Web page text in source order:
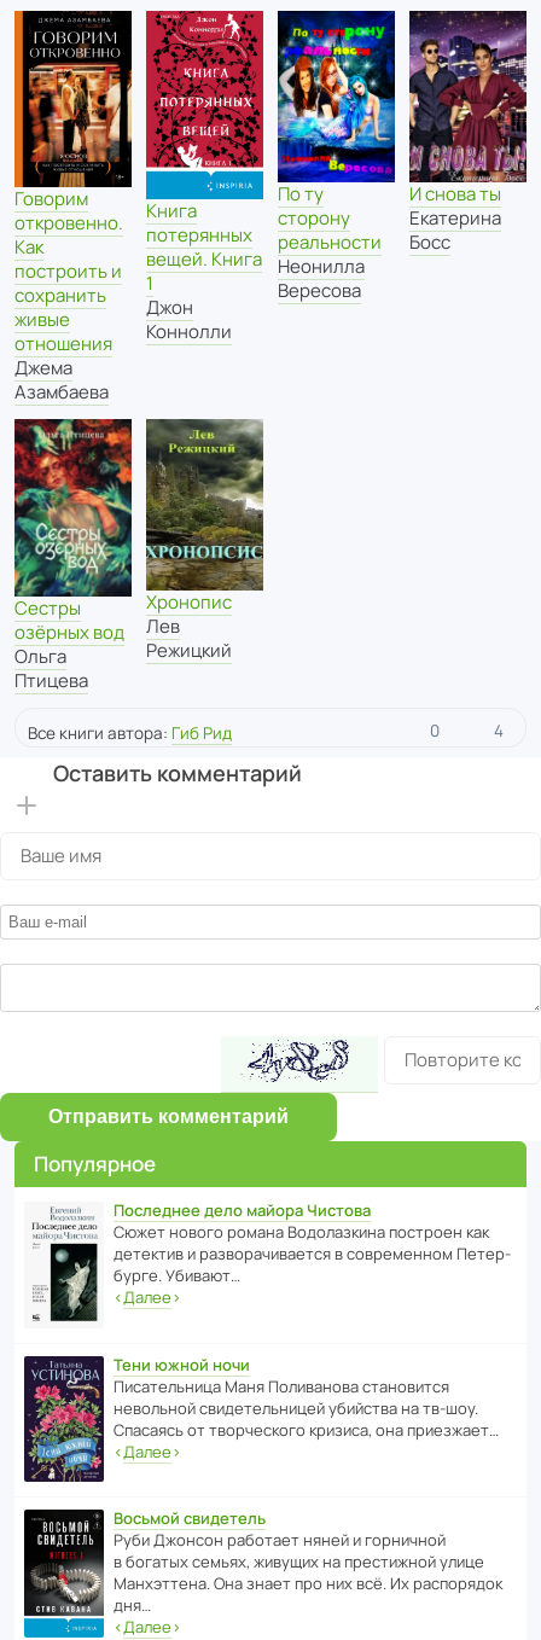
Говорим
откровенно.
Как
построить и
сохранить
живые
отношения
Джема
Азамбаева
Книга
потерянных
вещей. Книга
1
Джон
Коннолли
По ту
сторону
реальности
Неонилла
Вересова
И снова ты
Екатерина
Босс
Сестры
озёрных вод
Ольга
Птицева
Хронопис
Лев
Режицкий
Все книги автора: Гиб Рид 0 4
Оставить комментарий
Отправить комментарий
Популярное
Последнее дело майора Чистова
Сюжет нового романа Водо­ла­з­кина пост­роен как
дете­ктив и разво­ра­чи­ва­ется в совре­менном Пете­р­
бурге. Убивают…
‹Далее›
Тени южной ночи
Писа­тель­ница Маня Поли­ва­нова стано­вится
невольной свиде­тель­ницей убийства на тв-шоу.
Спасаясь от твор­че­с­кого кризиса, она приезжает…
‹Далее›
Восьмой свидетель
Руби Джонсон рабо­тает няней и горни­чной
в богатых семьях, живущих на прес­ти­жной улице
Манх­эт­тена. Она знает про них всё. Их распо­рядок
дня…
‹Далее›